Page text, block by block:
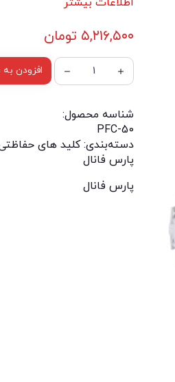
۵,۲۱۶,۵۰۰ تومان
افزودن
شناسه محصول:
PFC-50
دسته‌بندی:کلید های
پارس فانال
پارس فانال